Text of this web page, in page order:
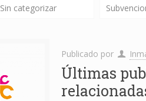
Sin categorizar
Publicado por
Últimas